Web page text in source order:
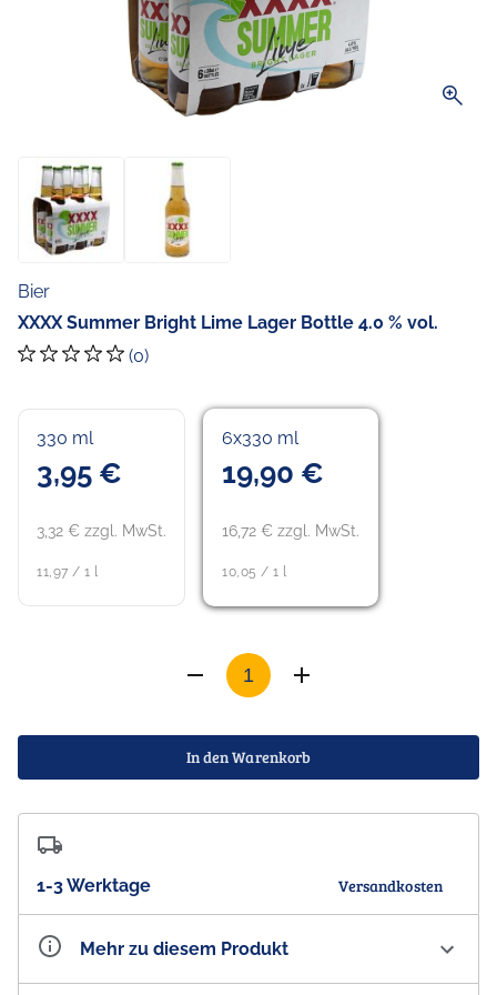
zoom_in
Bier
XXXX Summer Bright Lime Lager Bottle 4.0 % vol.
(0)
330 ml
3,95 €
3,32 € zzgl. MwSt.
11,97 / 1 l
6x330 ml
19,90 €
16,72 € zzgl. MwSt.
10,05 / 1 l
In den Warenkorb
1-3 Werktage Versandkosten
Mehr zu diesem Produkt